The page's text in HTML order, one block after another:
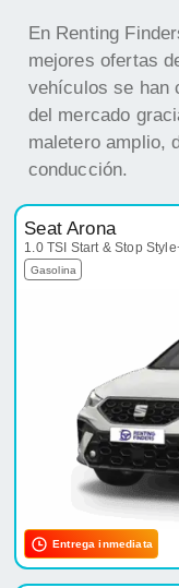
En Renting
mejores ofertas
vehículos se han
del mercado
maletero amplio,
conducción.
Seat Arona
1.0 TSI Start & Stop
Gasolina
Entrega inmediata